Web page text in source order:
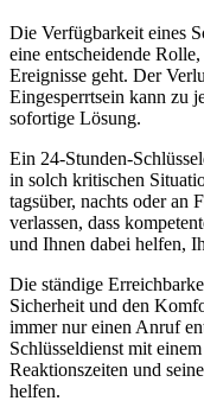
Die Verfügbarkeit eines
eine entscheidende
Ereignisse geht. Der
Eingesperrtsein kann zu
sofortige Lösung.
Ein 24-Stunden-
in solch kritischen
tagsüber, nachts oder an
verlassen, dass
und Ihnen dabei helfen,
Die ständige
Sicherheit und den
immer nur einen Anruf
Schlüsseldienst mit
Reaktionszeiten und
helfen.